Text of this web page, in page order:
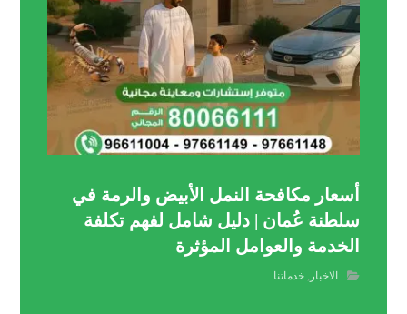
أسعار مكافحة النمل الأبيض والرمة في
سلطنة عُمان | دليل شامل لفهم تكلفة
الخدمة والعوامل المؤثرة
الاخبار ,خدماتنا